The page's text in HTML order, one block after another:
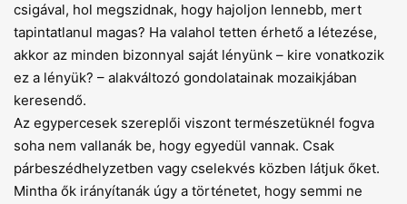
csigával, hol megszidnak, hogy hajoljon lennebb, mert
tapintatlanul magas? Ha valahol tetten érhető a létezése,
akkor az minden bizonnyal saját lényünk – kire vonatkozik
ez a lényük? – alakváltozó gondolatainak mozaikjában
keresendő.
Az egypercesek szereplői viszont természetüknél fogva
soha nem vallanák be, hogy egyedül vannak. Csak
párbeszédhelyzetben vagy cselekvés közben látjuk őket.
Mintha ők irányítanák úgy a történetet, hogy semmi ne